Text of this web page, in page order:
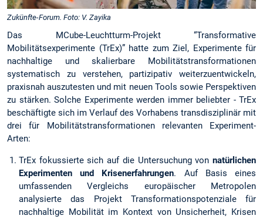
Zukünfte-Forum. Foto: V. Zayika
Das MCube-Leuchtturm-Projekt “Transformative
Mobilitätsexperimente (TrEx)” hatte zum Ziel, Experimente für
nachhaltige und skalierbare Mobilitätstransformationen
systematisch zu verstehen, partizipativ weiterzuentwickeln,
praxisnah auszutesten und mit neuen Tools sowie Perspektiven
zu stärken. Solche Experimente werden immer beliebter - TrEx
beschäftigte sich im Verlauf des Vorhabens transdisziplinär mit
drei für Mobilitätstransformationen relevanten Experiment-
Arten:
TrEx fokussierte sich auf die Untersuchung von natürlichen
Experimenten und Krisenerfahrungen. Auf Basis eines
umfassenden Vergleichs europäischer Metropolen
analysierte das Projekt Transformationspotenziale für
nachhaltige Mobilität im Kontext von Unsicherheit, Krisen